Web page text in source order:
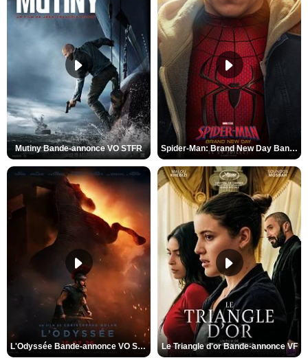
Mutiny Bande-annonce VO STFR Spider-Man: Brand New Day Bande-annonce VO STFR
L'Odyssée Bande-annonce VO STFR Le Triangle d'or Bande-annonce VF